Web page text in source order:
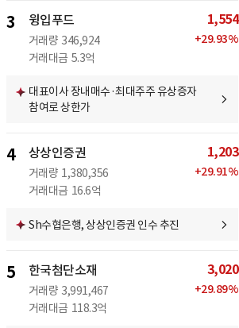
3 윙입푸드
거래량 346,924
거래대금 5.3억
1,554
+29.93%
대표이사 장내매수·최대주주 유상증자
참여로 상한가
4 상상인증권
거래량 1,380,356
거래대금 16.6억
1,203
+29.91%
Sh수협은행, 상상인증권 인수 추진
5 한국첨단소재
거래량 3,991,467
거래대금 118.3억
3,020
+29.89%